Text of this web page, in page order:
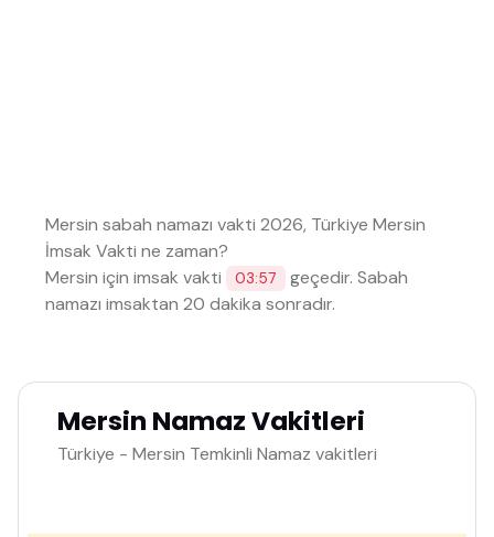
Mersin sabah namazı vakti 2026, Türkiye Mersin
İmsak Vakti ne zaman?
Mersin için imsak vakti
03:57
geçedir. Sabah
namazı imsaktan 20 dakika sonradır.
Mersin Namaz Vakitleri
Türkiye - Mersin Temkinli Namaz vakitleri